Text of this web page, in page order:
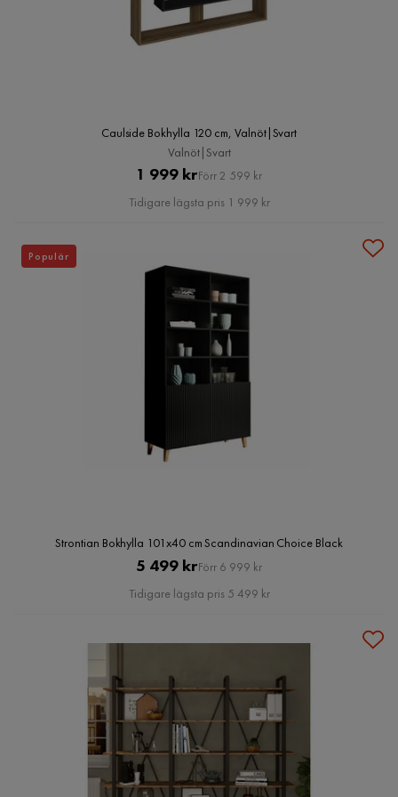
Caulside Bokhylla 120 cm, Valnöt|Svart
Valnöt|Svart
Pris
1 999 krOriginal
Pris
Förr 2 599 kr
Tidigare lägsta pris 1 999 kr
Strontian Bokhylla 101x40 cm Scandinavian Choice Black
Pris
5 499 krOriginal
Pris
Förr 6 999 kr
Tidigare lägsta pris 5 499 kr
Populär